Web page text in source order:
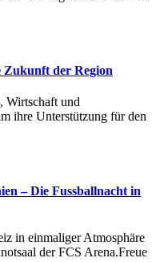
Zukunft der Region
Wirtschaft und
ihre Unterstützung für den
– Die Fussballnacht in
in einmaliger Atmosphäre
der FCS Arena.Freue